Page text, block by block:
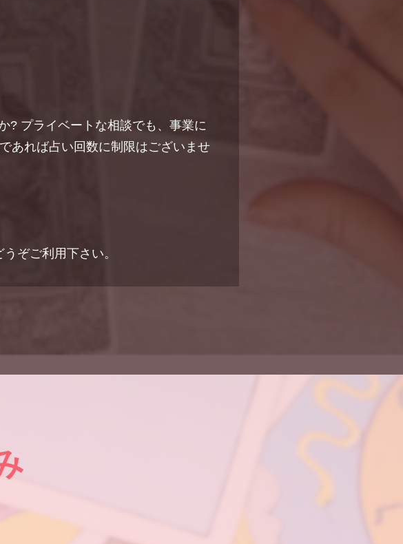
? プライベートな相談でも、事業に
あれば占い回数に制限はございませ
ぞご利用下さい。